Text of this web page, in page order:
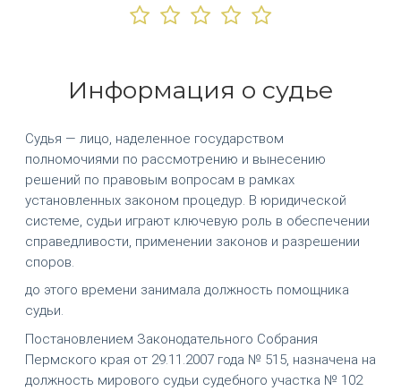
Информация о судье
Судья — лицо, наделенное государством
полномочиями по рассмотрению и вынесению
решений по правовым вопросам в рамках
установленных законом процедур. В юридической
системе, судьи играют ключевую роль в обеспечении
справедливости, применении законов и разрешении
споров.
до этого времени занимала должность помощника
судьи.
Постановлением Законодательного Собрания
Пермского края от 29.11.2007 года № 515, назначена на
должность мирового судьи судебного участка № 102